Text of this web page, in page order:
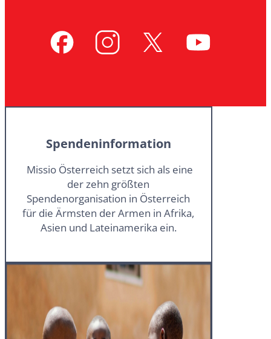
Spendeninformation
Missio Österreich setzt sich als eine
der zehn größten
Spendenorganisation in Österreich
für die Ärmsten der Armen in Afrika,
Asien und Lateinamerika ein.